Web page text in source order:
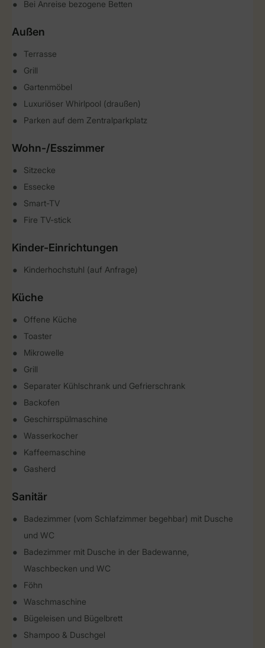
Bei Anreise bezogene Betten
Außen
Terrasse
Grill
Gartenmöbel
Luxuriöser Whirlpool (draußen)
Parken auf dem Zentralparkplatz
Wohn-/Esszimmer
Sitzecke
Essecke
Smart-TV
Fire TV-stick
Kinder-Einrichtungen
Kinderhochstuhl (auf Anfrage)
Küche
Offene Küche
Toaster
Mikrowelle
Grill
Separater Kühlschrank und Gefrierschrank
Backofen
Geschirrspülmaschine
Wasserkocher
Kaffeemaschine
Gasherd
Sanitär
Badezimmer (vom Schlafzimmer begehbar) mit Dusche
und WC
Badezimmer mit Dusche in der Badewanne,
Waschbecken und WC
Föhn
Waschmaschine
Bügeleisen und Bügelbrett
Shampoo & Duschgel